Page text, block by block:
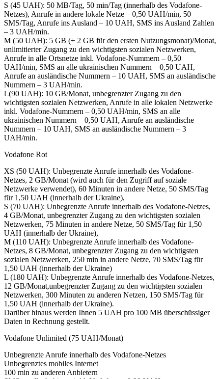
S (45 UAH): 50 MB/Tag, 50 min/Tag (innerhalb des Vodafone-
Netzes), Anrufe in andere lokale Netze – 0,50 UAH/min, 50
SMS/Tag, Anrufe ins Ausland – 10 UAH, SMS ins Ausland Zahlen
– 3 UAH/min.
M (50 UAH): 5 GB (+ 2 GB für den ersten Nutzungsmonat)/Monat,
unlimitierter Zugang zu den wichtigsten sozialen Netzwerken,
Anrufe in alle Ortsnetze inkl. Vodafone-Nummern – 0,50
UAH/min, SMS an alle ukrainischen Nummern – 0,50 UAH,
Anrufe an ausländische Nummern – 10 UAH, SMS an ausländische
Nummern – 3 UAH/min.
L(90 UAH): 10 GB/Monat, unbegrenzter Zugang zu den
wichtigsten sozialen Netzwerken, Anrufe in alle lokalen Netzwerke
inkl. Vodafone-Nummern – 0,50 UAH/min, SMS an alle
ukrainischen Nummern – 0,50 UAH, Anrufe an ausländische
Nummern – 10 UAH, SMS an ausländische Nummern – 3
UAH/min.
Vodafone Rot
XS (50 UAH): Unbegrenzte Anrufe innerhalb des Vodafone-
Netzes, 2 GB/Monat (wird auch für den Zugriff auf soziale
Netzwerke verwendet), 60 Minuten in andere Netze, 50 SMS/Tag
für 1,50 UAH (innerhalb der Ukraine),
S (70 UAH): Unbegrenzte Anrufe innerhalb des Vodafone-Netzes,
4 GB/Monat, unbegrenzter Zugang zu den wichtigsten sozialen
Netzwerken, 75 Minuten in andere Netze, 50 SMS/Tag für 1,50
UAH (innerhalb der Ukraine),
M (110 UAH): Unbegrenzte Anrufe innerhalb des Vodafone-
Netzes, 8 GB/Monat, unbegrenzter Zugang zu den wichtigsten
sozialen Netzwerken, 250 min in andere Netze, 70 SMS/Tag für
1,50 UAH (innerhalb der Ukraine)
L (180 UAH): Unbegrenzte Anrufe innerhalb des Vodafone-Netzes,
12 GB/Monat,unbegrenzter Zugang zu den wichtigsten sozialen
Netzwerken, 300 Minuten zu anderen Netzen, 150 SMS/Tag für
1,50 UAH (innerhalb der Ukraine).
Darüber hinaus werden Ihnen 5 UAH pro 100 MB überschüssiger
Daten in Rechnung gestellt.
Vodafone Unlimited (75 UAH/Monat)
Unbegrenzte Anrufe innerhalb des Vodafone-Netzes
Unbegrenztes mobiles Internet
100 min zu anderen Anbietern